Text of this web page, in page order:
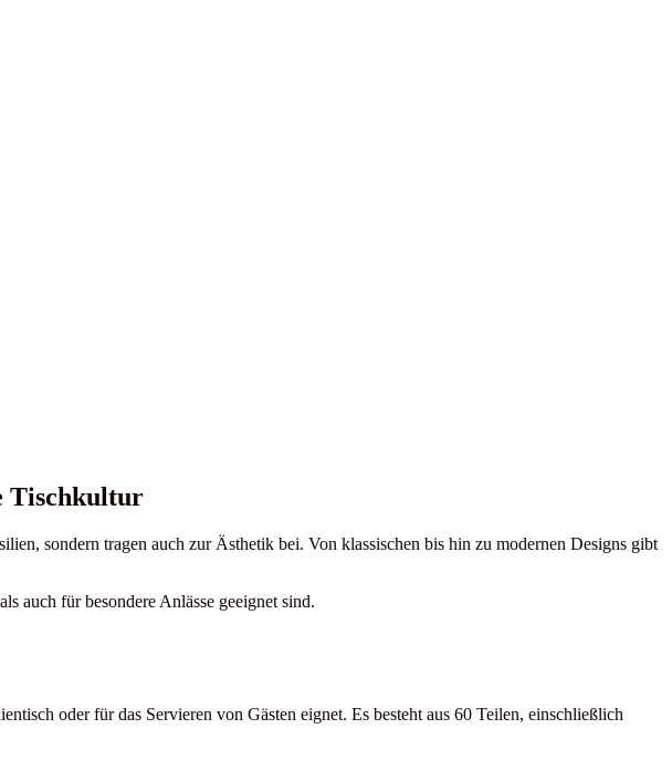
Tischkultur
sondern tragen auch zur Ästhetik bei. Von klassischen bis hin zu modernen Designs gibt
auch für besondere Anlässe geeignet sind.
oder für das Servieren von Gästen eignet. Es besteht aus 60 Teilen, einschließlich